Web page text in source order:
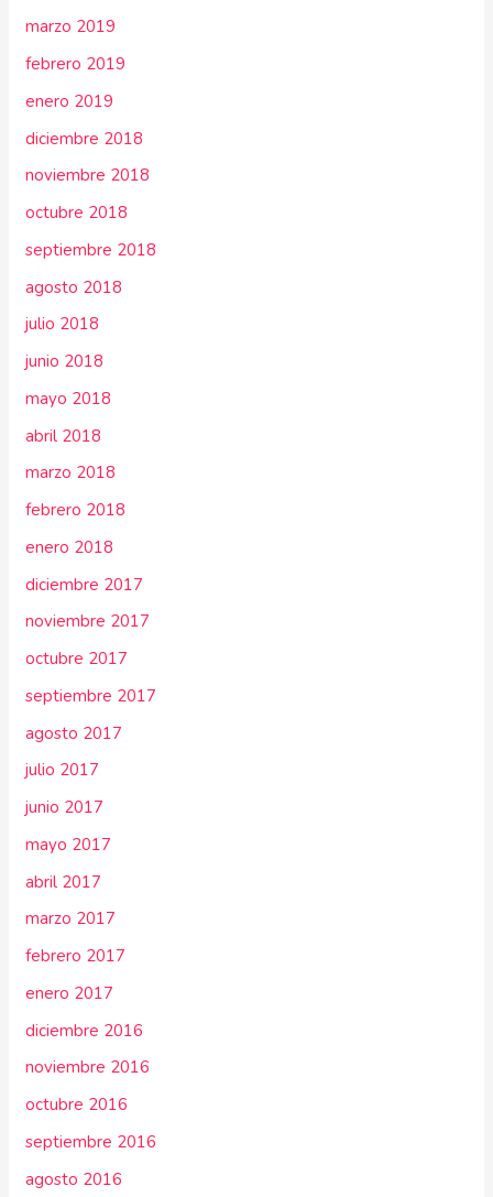
marzo 2019
febrero 2019
enero 2019
diciembre 2018
noviembre 2018
octubre 2018
septiembre 2018
agosto 2018
julio 2018
junio 2018
mayo 2018
abril 2018
marzo 2018
febrero 2018
enero 2018
diciembre 2017
noviembre 2017
octubre 2017
septiembre 2017
agosto 2017
julio 2017
junio 2017
mayo 2017
abril 2017
marzo 2017
febrero 2017
enero 2017
diciembre 2016
noviembre 2016
octubre 2016
septiembre 2016
agosto 2016